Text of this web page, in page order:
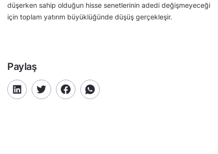
düşerken sahip olduğun hisse senetlerinin adedi değişmeyeceği
için toplam yatırım büyüklüğünde düşüş gerçekleşir.
Paylaş